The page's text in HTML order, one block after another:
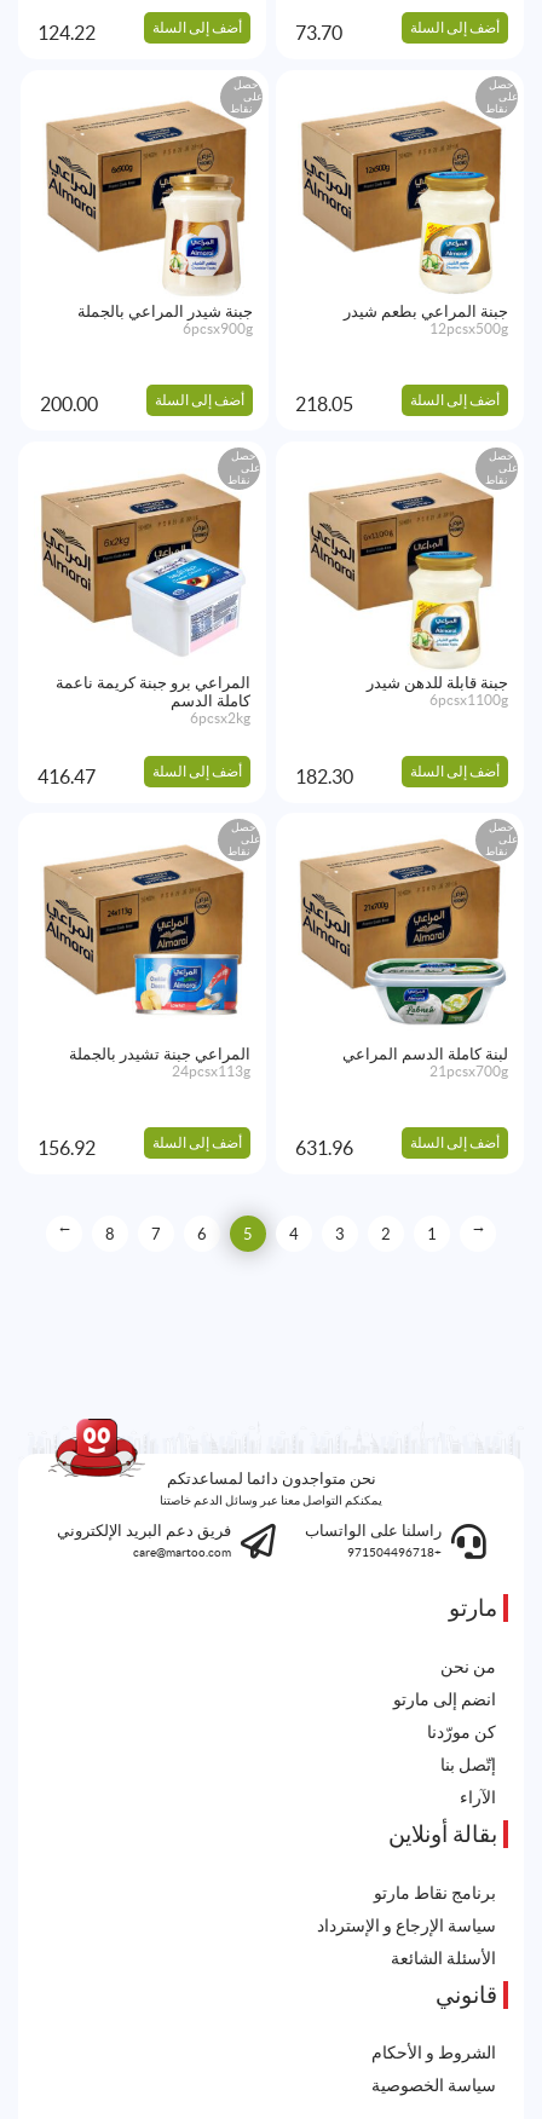
أضف إلى السلة 73.70 أضف إلى السلة 124.22
احصل
على
نقاط
جبنة المراعي بطعم شيدر
12pcsx500g
أضف إلى السلة 218.05
احصل
على
نقاط
جبنة شيدر المراعي بالجملة
6pcsx900g
أضف إلى السلة 200.00
احصل
على
نقاط
جبنة قابلة للدهن شيدر
6pcsx1100g
أضف إلى السلة 182.30
احصل
على
نقاط
المراعي برو جبنة كريمة ناعمة
كاملة الدسم
6pcsx2kg
أضف إلى السلة 416.47
احصل
على
نقاط
لبنة كاملة الدسم المراعي
21pcsx700g
أضف إلى السلة 631.96
احصل
على
نقاط
المراعي جبنة تشيدر بالجملة
24pcsx113g
أضف إلى السلة 156.92
←
1
2
3
4
5
6
7
8
→
نحن متواجدون دائما لمساعدتكم
يمكنكم التواصل معنا عبر وسائل الدعم خاصتنا
راسلنا على الواتساب
+971504496718
فريق دعم البريد الإلكتروني
care@martoo.com
مارتو
من نحن
انضم إلى مارتو
كن مورّدنا
إتّصل بنا
الآراء
بقالة أونلاين
برنامج نقاط مارتو
سياسة الإرجاع و الإسترداد
الأسئلة الشائعة
قانوني
الشروط و الأحكام
سياسة الخصوصية